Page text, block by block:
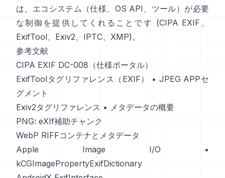
は、エコシステム（仕様、OS API、ツール）が必要
な制御を提供してくれることです (CIPA EXIF 、
ExifTool、 Exiv2、 IPTC、 XMP)。
参考文献
CIPA EXIF DC-008（仕様ポータル）
ExifToolタグリファレンス（EXIF）
• JPEG APPセ
グメント
Exiv2タグリファレンス • メタデータの概要
PNG: eXIf補助チャンク
WebP RIFFコンテナとメタデータ
Apple Image I/O •
kCGImagePropertyExifDictionary